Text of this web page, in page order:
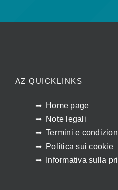
AZ QUICKLINKS
Home page
Note legali
Termini e
Politica sui cookie
Informativa sulla